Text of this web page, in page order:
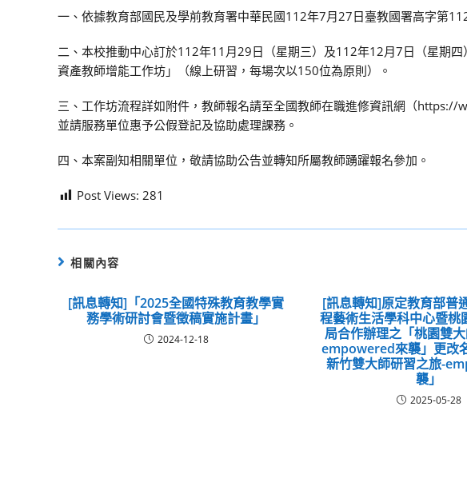
一、依據教育部國民及學前教育署中華民國112年7月27日臺教國署高字第
二、本校推動中心訂於112年11月29日（星期三）及112年12月7日（星期
資產教師增能工作坊」（線上研習，每場次以150位為原則）。
三、工作坊流程詳如附件，教師報名請至全國教師在職進修資訊網（
並請服務單位惠予公假登記及協助處理課務。
四、本案副知相關單位，敬請協助公告並轉知所屬教師踴躍報名參加。
Post Views: 281
相關內容
[訊息轉知]「2025全國特殊教育教學實
務學術研討會暨徵稿實施計畫」
2024-12-18
[訊息轉知]原定教育部普
程藝術生活學科中心暨桃
局合作辦理之「桃園雙
empowered來襲」更改
新竹雙大師研習之旅-
襲」
2025-05-28